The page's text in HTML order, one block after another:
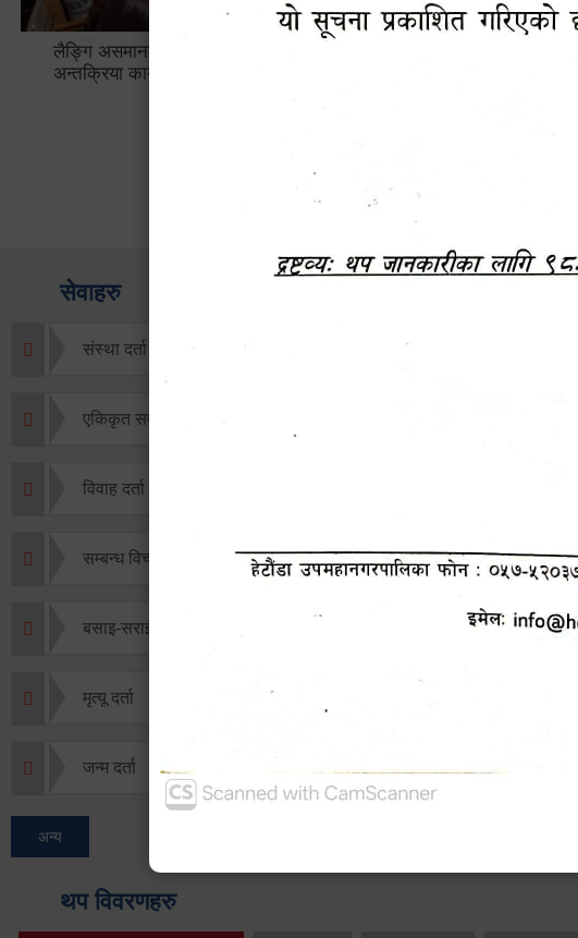
लैङ्गि असमानताका विबिध पक्षहरु विषयक
अन्तक्रिया कार्यक्रम
सेवाहरु
संस्था दर्ता सिफारिस
एकिकृत सम्पत्ति कर/घर जग्गा कर
विवाह दर्ता
सम्बन्ध विच्छेद दर्ता
बसाइ-सराई जाने/आउने दर्ता
मृत्यू दर्ता
जन्म दर्ता
अन्य
थप विवरणहरु